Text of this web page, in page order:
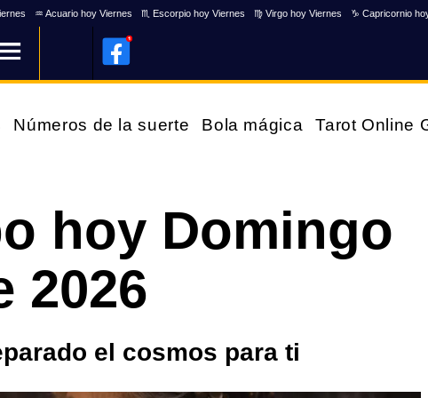
♒ Acuario hoy Viernes ♏ Escorpio hoy Viernes ♍ Virgo hoy Viernes ♑ Capricornio
Números de la suerte Bola mágica Tarot Online
hoy Domingo
2026
el cosmos para ti